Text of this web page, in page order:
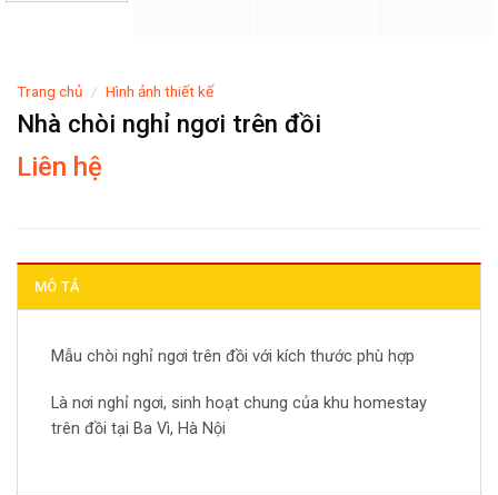
Trang chủ / Hình ảnh thiết kế
Nhà chòi nghỉ ngơi trên đồi
Liên hệ
MÔ TẢ
Mẫu chòi nghỉ ngơi trên đồi với kích thước phù hợp
Là nơi nghỉ ngơi, sinh hoạt chung của khu homestay
trên đồi tại Ba Vì, Hà Nội